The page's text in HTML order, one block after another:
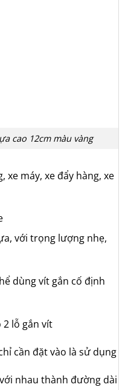
cao 12cm màu vàng
xe máy, xe đẩy hàng, xe
với trọng lượng nhẹ,
dùng vít gắn cố định
2 lỗ gắn vít
cần đặt vào là sử dụng
nhau thành đường dài